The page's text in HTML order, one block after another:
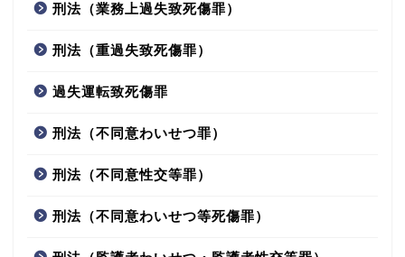
刑法（業務上過失致死傷罪）
刑法（重過失致死傷罪）
過失運転致死傷罪
刑法（不同意わいせつ罪）
刑法（不同意性交等罪）
刑法（不同意わいせつ等死傷罪）